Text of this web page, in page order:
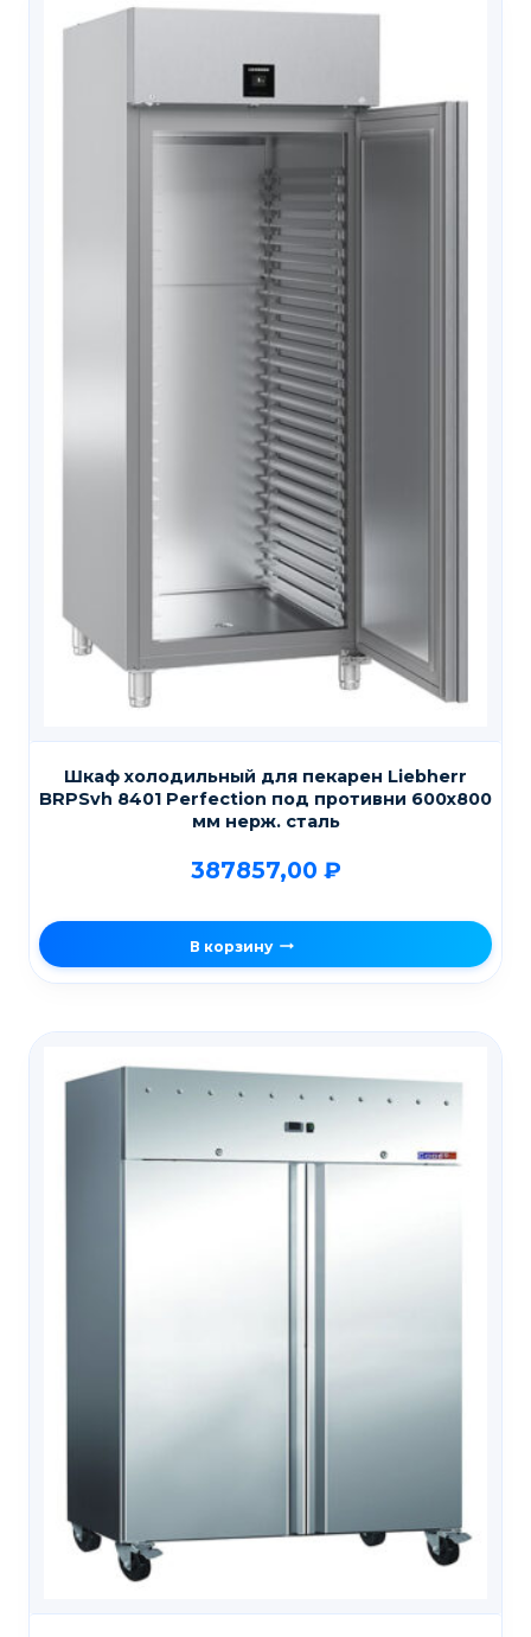
Шкаф холодильный для пекарен Liebherr
BRPSvh 8401 Perfection под противни 600х800
мм нерж. сталь
387857,00 ₽
В корзину